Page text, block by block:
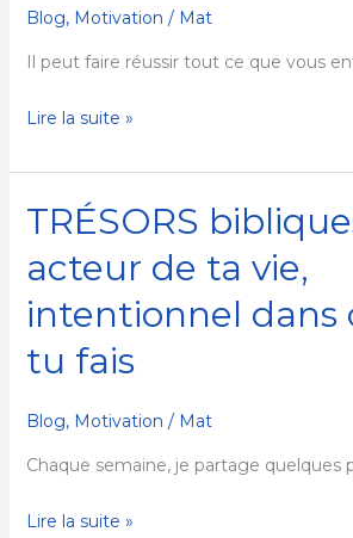
Blog, Motivation / Mat
Il peut faire réussir tout ce que vous
ce
serait
de
côté!
Lire la suite »
TRÉSORS
acteur de ta vie,
intentionnel dans
tu fais
Blog, Motivation / Mat
Chaque semaine, je partage quelques
TRÉSORS
soit
acteur
ta
intentionnel
dans
que
Lire la suite »